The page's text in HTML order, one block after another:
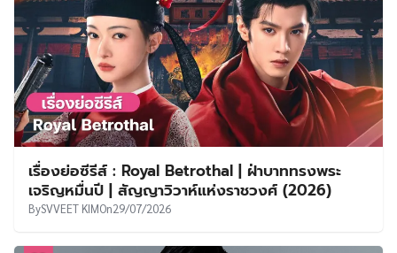
เรื่องย่อซีรีส์ : Royal Betrothal | ฝ่าบาททรงพระ
เจริญหมื่นปี | สัญญาวิวาห์แห่งราชวงศ์ (2026)
BySVVEET KIMOn29/07/2026